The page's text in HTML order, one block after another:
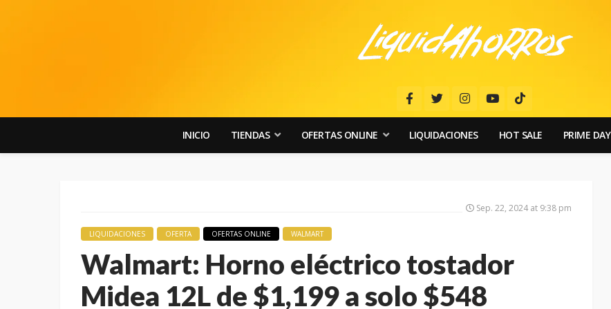
INICIO TIENDAS OFERTAS ONLINE LIQUIDACIONES HOT SALE PRIME DAY
Sep. 22, 2024 at 9:38 pm
LIQUIDACIONES OFERTA OFERTAS ONLINE WALMART
Walmart: Horno eléctrico tostador
Midea 12L de $1,199 a solo $548